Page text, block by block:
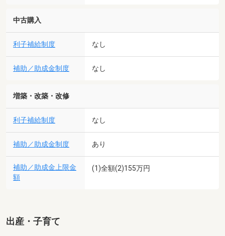
中古購入
利子補給制度 なし
補助／助成金制度 なし
増築・改築・改修
利子補給制度 なし
補助／助成金制度 あり
補助／助成金上限金
額
(1)全額(2)155万円
出産・子育て